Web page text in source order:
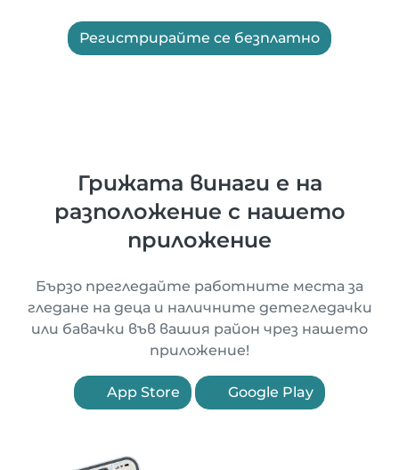
Регистрирайте се безплатно
Грижата винаги е на
разположение с нашето
приложение
Бързо прегледайте работните места за
гледане на деца и наличните детегледачки
или бавачки във вашия район чрез нашето
приложение!
App Store Google Play